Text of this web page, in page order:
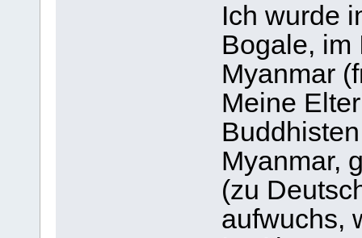
Ich wurde
Bogale, im
Myanmar
Meine
Myanmar,
(zu
aufwuchs,